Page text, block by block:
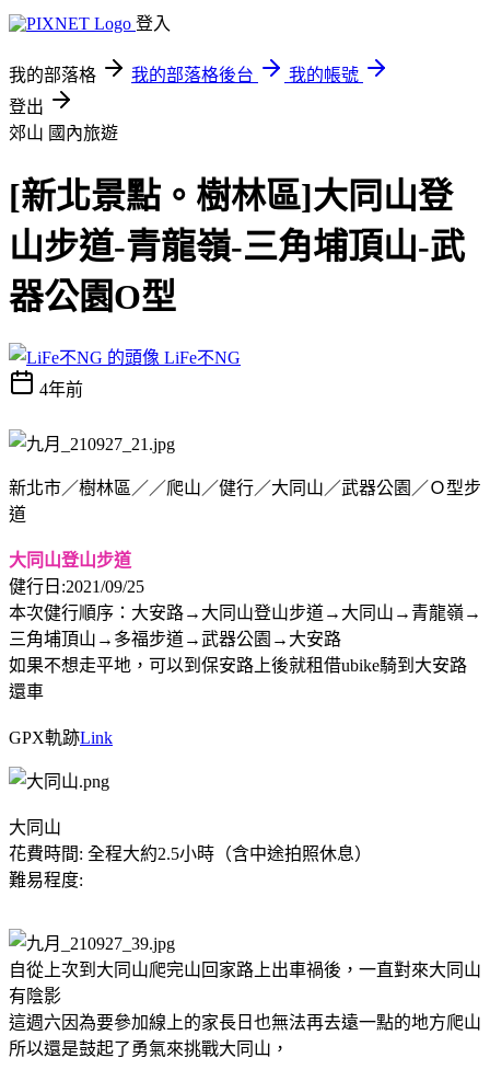
登入
我的部落格 我的部落格後台
我的帳號
登出
郊山 國內旅遊
[新北景點。樹林區]大同山登
山步道-青龍嶺-三角埔頂山-武
器公園O型
LiFe不NG
4年前
新北市／樹林區／／爬山／健行／大同山／武器公園／Ｏ型步
道
大同山登山步道
健行日:2021/09/25
本次健行順序：大安路→大同山登山步道→大同山→青龍嶺→
三角埔頂山→多福步道→武器公園→大安路
如果不想走平地，可以到保安路上後就租借ubike騎到大安路
還車
GPX軌跡Link
大同山
花費時間: 全程大約2.5小時（含中途拍照休息）
難易程度:
自從上次到大同山爬完山回家路上出車禍後，一直對來大同山
有陰影
這週六因為要參加線上的家長日也無法再去遠一點的地方爬山
所以還是鼓起了勇氣來挑戰大同山，